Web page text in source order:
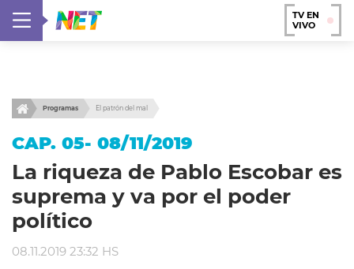
TV EN
VIVO
Programas El patrón del mal
CAP. 05- 08/11/2019
La riqueza de Pablo Escobar es
suprema y va por el poder
político
08.11.2019 23:32 HS